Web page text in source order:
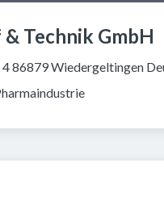
Technik GmbH
86879 Wiedergeltingen